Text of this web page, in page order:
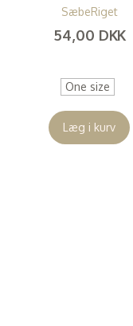
SæbeRiget
54,00 DKK
One size
Læg i kurv